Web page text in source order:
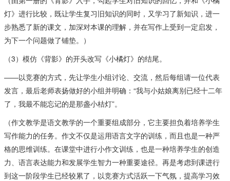
灯》进行比较，既让学生复习旧知识的同时，又学习了新知识，进一
步熟悉了新的课文，加深对本课的理解，并在写作上受到一定启发，
为下一个问题做了铺垫。）
（3）模仿《背影》的开头改写《小橘灯》的结尾。
——以竞赛的方式，先让学生小组讨论、交流，然后每组请一位代表
发言，最后老师表扬做好的小组并明确：“我与小姑娘离别已经十二年
了，我最不能忘记的是那盏小桔灯”。
（作文教学是语文教学的一个重要组成部分，它主要担负着培养学生
写作能力的任务。作文不仅是运用语言文字的训练，而且也是一种严
格的思维训练。在课堂中进行小作文训练，也是一种培养学生的创造
力、语言表达能力和发展学生智力一种重要途径。再是考虑到课进行
到这一阶段学生已经较累了，以竞赛方式活跃一下气氛，提高学习效